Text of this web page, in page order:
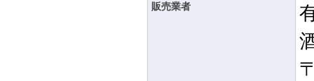
販売業者